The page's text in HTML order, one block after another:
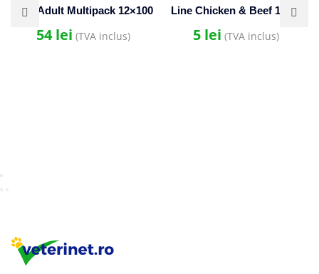
Line Adult Multipack 12×100
54lei (TVA inclus)
Line Chicken & Beef 100 g
5 lei (TVA inclus)